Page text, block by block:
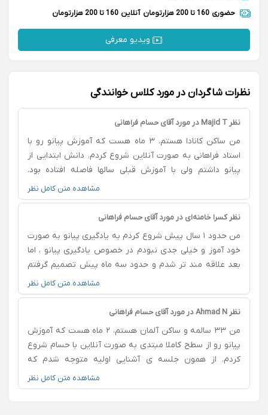
حضوری 160 تا 200 هزارتومان آنلاین 160 تا 200 هزارتومان
ویدیو معرفی
نظرات شاگردان در مورد کلاس خوانندگی
نظر Majid T در مورد آقای حسام فراهانی
من ساکن کانادا هستم. ۳ ماه هست که آموزش پیانو رو با
استاد فراهانی به صورت آنلاین شروع کردم. دانش ابتدایی از
پیانو داشتم ولی با آموزش قبلی سالها فاصله افتاده بود.
جلسه‌های هفتگی داریم و خیلی راضی هستم. با مرور مفاهیم
شروع کردیم و کم کم وارد مباحث جدید شدیم. با اینکه همه
چیز آنلاین هست ولی کیفیتِ جلسات با کلاس‌های حضوری
مباحث و حرفه‌ای هست. آموزش‌ها و نظرات حسام باعث شده
نوازندگی من و دانش موسیقی من پیشرفت زیادی داشته
باشه. من حتما آموزش پیانو رو با استاد فراهانی پیشنهاد
مشاهده متن کامل نظر
نظر کسرا خامنه‌ای در مورد آقای حسام فراهانی
من حدود ۱ سال پیش شروع کردم به یادگیری پیانو به صورت
خود آموز و خیلی جدی نبودم در خصوص یادگیری پیانو ، اما
بعد علاقه مند تر شدم و حدود سه ماه پیش تصمیم گرفتم
که در کلاس های آنلاین آقای فراهانی شرکت کنم. از همون
جلسه اول آقای فراهانی خیلی خوشرو و پر انرژی بودند و کلاس
داشتن با ایشون خیلی لذت بخش بود. همچنین ایشون با
رو متوجه می‌شوند و همین طور راه حل و فیدبک های خیلی
خوبی هم می دهند . الان بعد از گذشت ۳ ماه سطح نوازندگی
من اصلا با قبل از کلاس قابل مقایسه نیست
مشاهده متن کامل نظر
نظر Ahmad N در مورد آقای حسام فراهانی
من ۳۳ سالمه و ساکن آلمان هستم، ۲ ماه هست که آموزش
پیانو رو از سطح کاملا مبتدی به صورت آنلاین با حسام شروع
کردم. از همون جلسه ی آشنایی اولیه متوجه شدم که
روحیات حسام به من خیلی میخوره و کلاسهای هفتگی
خودمون رو شروع کردیم. باید بگم که در کل خیلی راضی
مشاهده متن کامل نظر